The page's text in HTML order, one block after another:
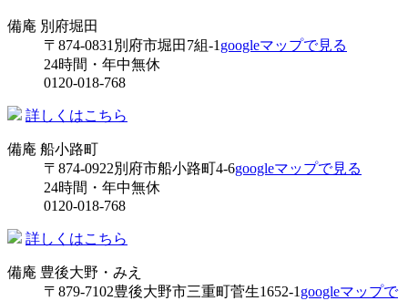
備庵 別府堀田
〒874-0831 別府市堀田7組-1 googleマップで見る
24時間・年中無休
0120-018-768
詳しくはこちら
備庵 船小路町
〒874-0922別府市船小路町4-6googleマップで見る
24時間・年中無休
0120-018-768
詳しくはこちら
備庵 豊後大野・みえ
〒879-7102豊後大野市三重町菅生1652-1 googleマップで